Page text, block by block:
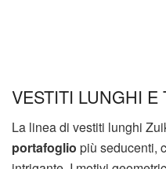
VESTITI LUNGHI E
La linea di vestiti lunghi
portafoglio più seducenti,